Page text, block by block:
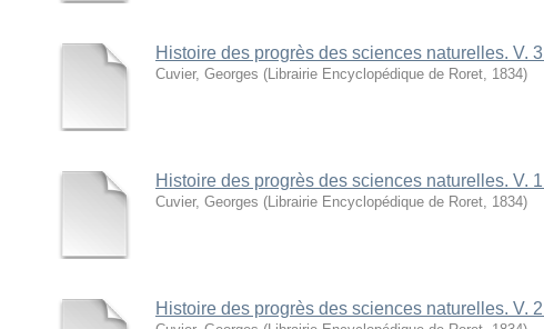
Histoire des progrès des sciences naturelles. V.
Cuvier, Georges (Librairie Encyclopédique de Roret, 1834)
Histoire des progrès des sciences naturelles. V.
Cuvier, Georges (Librairie Encyclopédique de Roret, 1834)
Histoire des progrès des sciences naturelles. V.